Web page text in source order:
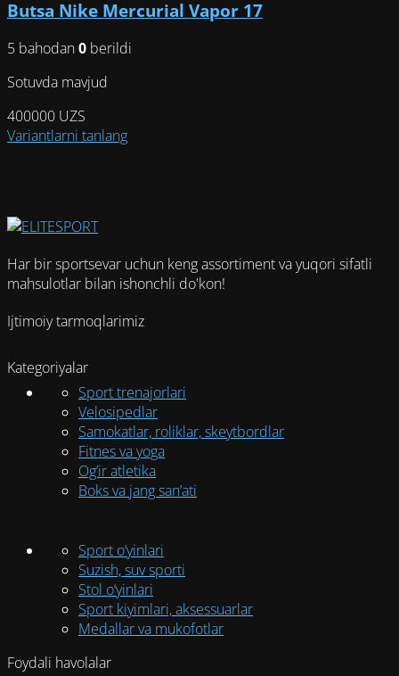
Butsa Nike Mercurial Vapor 17
5 bahodan0 berildi
Sotuvda mavjud
400000 UZS
Variantlarni tanlangЭтот
выбрать
на
странице
товара.
Har bir sportsevar uchun keng assortiment va yuqori sifatli
mahsulotlar bilan ishonchli do'kon!
Ijtimoiy tarmoqlarimiz
Kategoriyalar
Sport trenajorlari
Velosipedlar
Samokatlar, roliklar, skeytbordlar
Fitnes va yoga
Og’ir atletika
Boks va jang san’ati
Sport o‘yinlari
Suzish, suv sporti
Stol o‘yinlari
Sport kiyimlari, aksessuarlar
Medallar va mukofotlar
Foydali havolalar